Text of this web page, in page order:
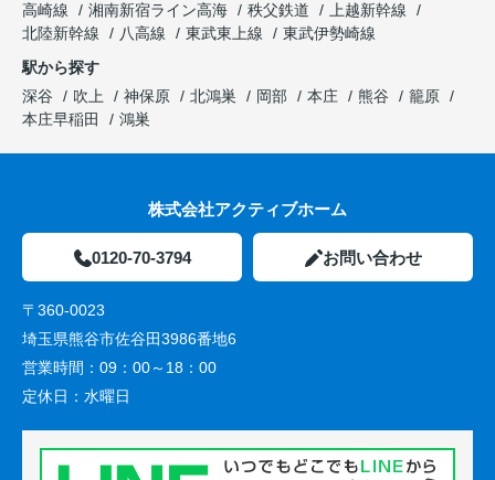
高崎線
湘南新宿ライン高海 秩父鉄道
上越新幹線
北陸新幹線
八高線 東武東上線
東武伊勢崎線
駅から探す
深谷
吹上 神保原 北鴻巣 岡部 本庄 熊谷
籠原
本庄早稲田
鴻巣
株式会社アクティブホーム
0120-70-3794 お問い合わせ
〒360-0023
埼玉県熊谷市佐谷田3986番地6
営業時間： 09：00～18：00
定休日： 水曜日